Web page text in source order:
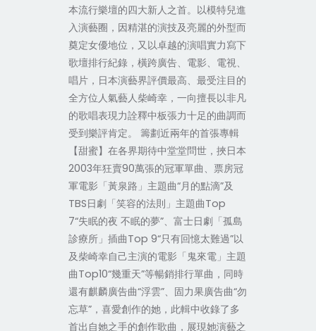
本流行樂壇的四大新人之首。以模特兒進
入演藝圈，因精湛的演技及亮麗的外型而
奠定女優地位，又以卓越的演唱實力寫下
歌壇排行紀錄，橫跨廣告、電影、電視、
唱片，日本演藝界評價最高、最受注目的
全方位人氣藝人柴崎幸，一向擅長以非凡
的歌唱表現力詮釋中板張力十足的曲調而
受到樂評肯定。 籌劃近兩年的首張專輯
【甜蜜】在各界期待中堂堂問世，挾日本
2003年狂賣90萬張的冠軍單曲、票房冠
軍電影「黃泉路」主題曲“月的點滴”及
TBS日劇「笑容的法則」主題曲Top
7“失眠的夜 不眠的夢”、富士日劇「孤島
診療所」插曲Top 9“只有回憶太難過”以
及柴崎幸自己主演的電影「鬼來電」主題
曲Top10“幾重天”等暢銷排行單曲，同時
還有麒麟廣告曲“浮雲”、固力果廣告曲“勿
忘草”，喜愛創作的她，此輯中收錄了多
首出自她之手的創作歌曲，展現她演藝之